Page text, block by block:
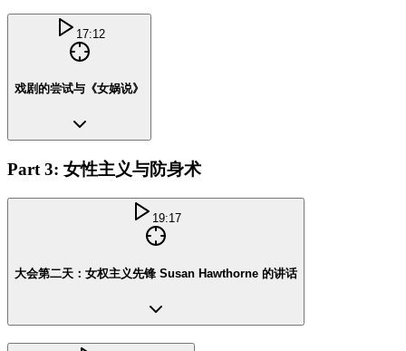
17:12
戏剧的尝试与《女娲说》
Part 3: 女性主义与防身术
19:17
大会第二天：女权主义先锋 Susan Hawthorne 的讲话